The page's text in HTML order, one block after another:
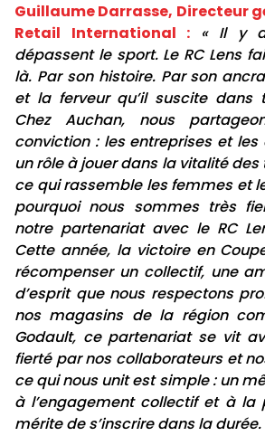
Guillaume Darrasse, Directeur
Retail International :
« Il y
dépassent le sport. Le RC Lens
là. Par son histoire. Par son
et la ferveur qu’il suscite dans
Chez Auchan, nous
conviction : les entreprises et
un rôle à jouer dans la vitalité
ce qui rassemble les femmes et
pourquoi nous sommes très
notre partenariat avec le RC
Cette année, la victoire en
récompenser un collectif, une
d’esprit que nous respectons
nos magasins de la région
Godault, ce partenariat se vit
fierté par nos collaborateurs et
ce qui nous unit est simple : un
à l’engagement collectif et à la
mérite de s’inscrire dans la durée.